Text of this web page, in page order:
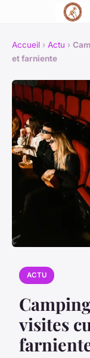
Accueil › Actu ›
et farniente
ACTU
visites